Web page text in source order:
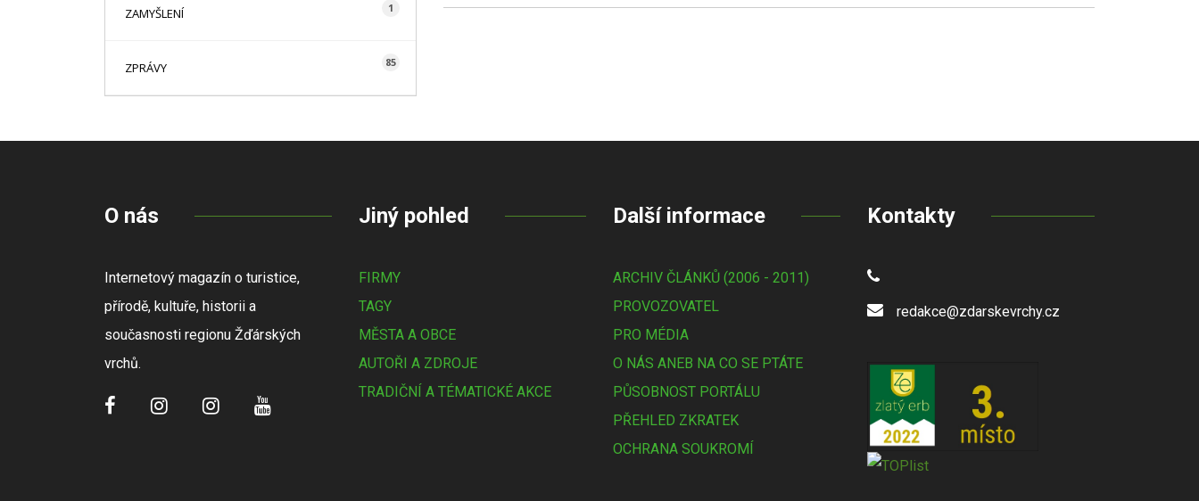
ZAMYŠLENÍ 1
ZPRÁVY 85
O nás
Internetový magazín o turistice,
přírodě, kultuře, historii a
současnosti regionu Žďárských
vrchů.
Jiný pohled
FIRMY
TAGY
MĚSTA A OBCE
AUTOŘI A ZDROJE
TRADIČNÍ A TÉMATICKÉ AKCE
Další informace
ARCHIV ČLÁNKŮ (2006 - 2011)
PROVOZOVATEL
PRO MÉDIA
O NÁS ANEB NA CO SE PTÁTE
PŮSOBNOST PORTÁLU
PŘEHLED ZKRATEK
OCHRANA SOUKROMÍ
Kontakty
redakce@zdarskevrchy.cz